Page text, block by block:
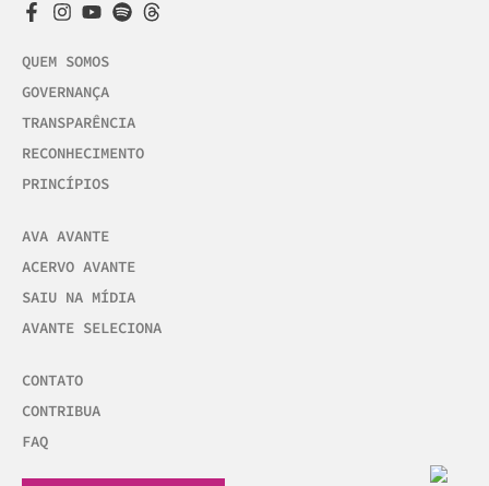
QUEM SOMOS
GOVERNANÇA
TRANSPARÊNCIA
RECONHECIMENTO
PRINCÍPIOS
AVA AVANTE
ACERVO AVANTE
SAIU NA MÍDIA
AVANTE SELECIONA
CONTATO
CONTRIBUA
FAQ